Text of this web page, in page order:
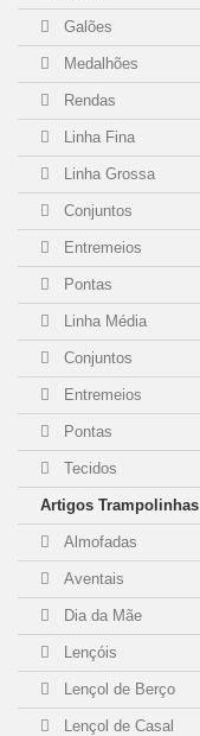
Galões
Medalhões
Rendas
Linha Fina
Linha Grossa
Conjuntos
Entremeios
Pontas
Linha Média
Conjuntos
Entremeios
Pontas
Tecidos
Artigos Trampolinhas
Almofadas
Aventais
Dia da Mãe
Lençóis
Lençol de Berço
Lençol de Casal